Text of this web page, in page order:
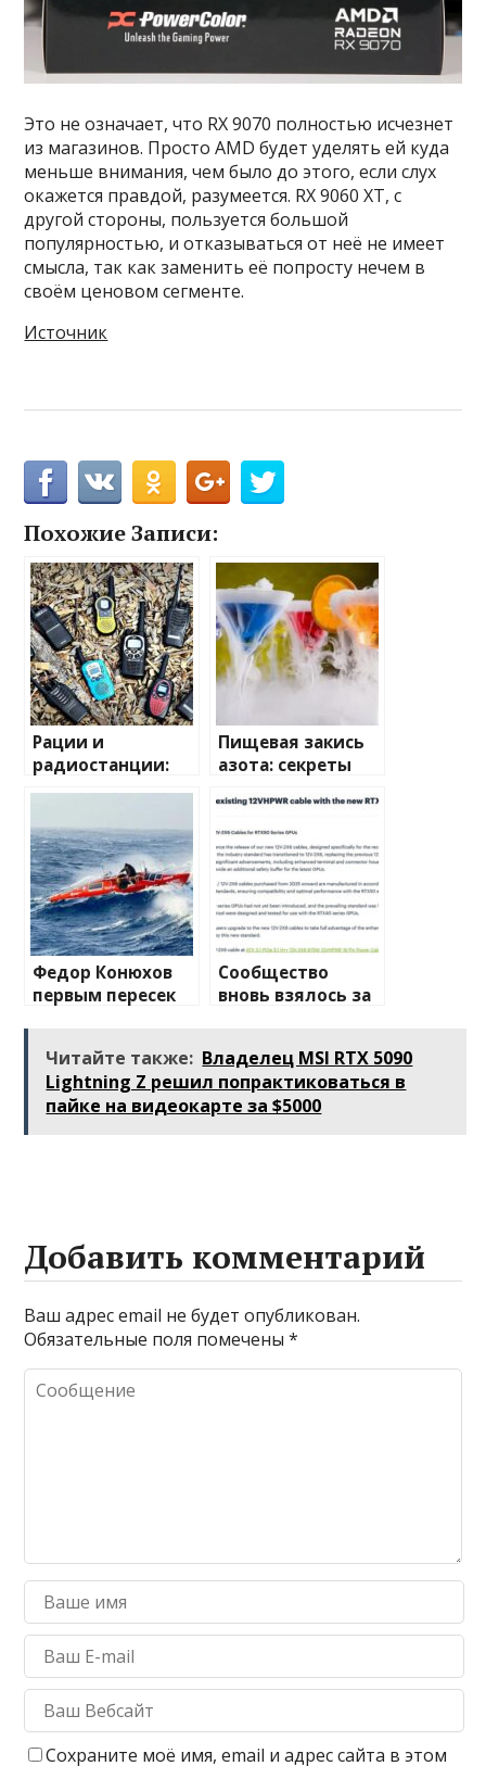
Это не означает, что RX 9070 полностью исчезнет
из магазинов. Просто AMD будет уделять ей куда
меньше внимания, чем было до этого, если слух
окажется правдой, разумеется. RX 9060 XT, с
другой стороны, пользуется большой
популярностью, и отказываться от неё не имеет
смысла, так как заменить её попросту нечем в
своём ценовом сегменте.
Источник
Похожие Записи:
Рации и
радиостанции:
полный
миру
беспроводной
связи
Пищевая закись
азота: секреты
преимущества
Федор Конюхов
первым пересек
весельной лодке
Сообщество
вновь взялось за
разъема 12V-2×6
Читайте также: Владелец MSI RTX 5090
Lightning Z решил попрактиковаться в
пайке на видеокарте за $5000
Добавить комментарий
Ваш адрес email не будет опубликован.
Обязательные поля помечены*
Сохраните моё имя, email и адрес сайта в этом